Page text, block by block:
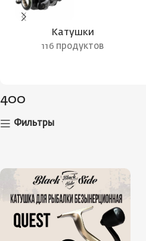
Катушки
116 продуктов
400
Фильтры